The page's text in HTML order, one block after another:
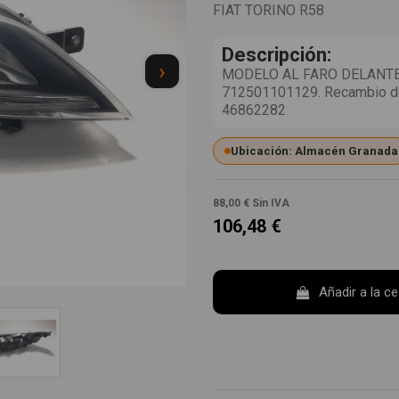
›
FIAT TORINO R58
Descripción:
MODELO AL FARO
712501101129. Recambio
46862282
Ubicación: Almacén Granada
88,00 € Sin IVA
106,48 €
Añadir a la